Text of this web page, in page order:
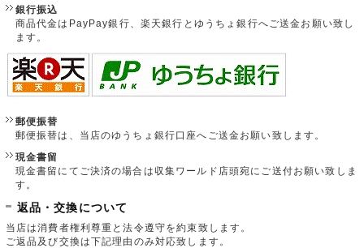
銀行振込
商品代金はPayPay銀行、楽天銀行とゆうちょ銀行へご送金お願い致し
ます。
郵便振替
郵便振替は、当店のゆうちょ銀行口座へご送金お願い致します。
現金書留
現金書留にてご決済の場合は収集ワールド店頭宛にご送付お願い致しま
す。
返品・交換について
当店は消費者権利尊重と法令遵守を約束致します。
ご返品及び交換は下記理由のみ対応致します。